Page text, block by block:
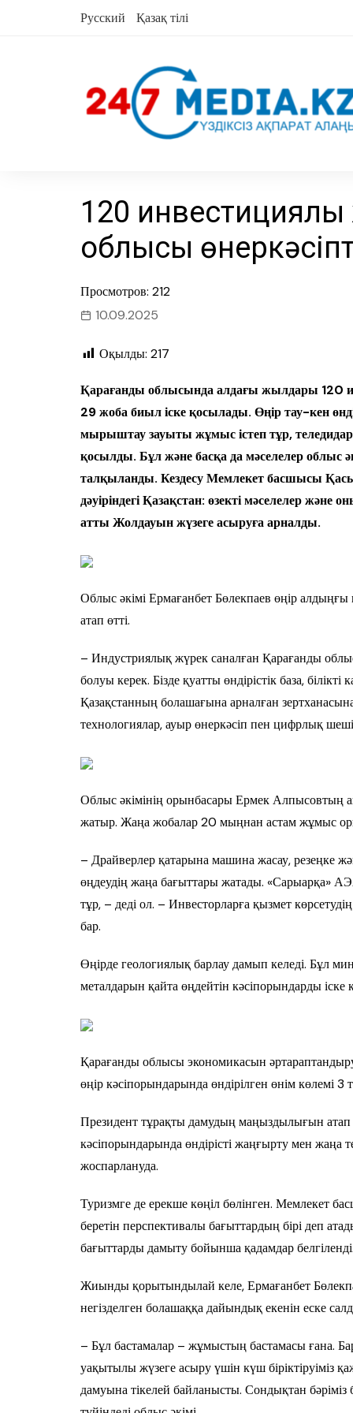
Русский Қазақ тілі
120
облысы
Просмотров: 212
10.09.2025
Оқылды: 217
Қарағанды облысында алдағы жылдары 120
29 жоба биыл іске қосылады. Өңір тау-кен
мырыштау зауыты жұмыс істеп тұр,
қосылды. Бұл және басқа да мәселелер облыс
талқыланды. Кездесу Мемлекет басшысы
дәуіріндегі Қазақстан: өзекті мәселелер
атты Жолдауын жүзеге асыруға арналды.
Облыс әкімі Ермағанбет Бөлекпаев өңір алдыңғы
атап өтті.
– Индустриялық жүрек саналған Қарағанды
болуы керек. Бізде қуатты өндірістік база,
Қазақстанның болашағына арналған
технологиялар, ауыр өнеркәсіп пен цифрлық
Облыс әкімінің орынбасары Ермек Алпысовтың
жатыр. Жаңа жобалар 20 мыңнан астам жұмыс
– Драйверлер қатарына машина жасау, резеңке
өңдеудің жаңа бағыттары жатады. «Сарыарқа»
тұр, – деді ол. – Инвесторларға қызмет
бар.
Өңірде геологиялық барлау дамып келеді. Бұл
металдарын қайта өңдейтін кәсіпорындарды іске
Қарағанды облысы экономикасын
өңір кәсіпорындарында өндірілген өнім көлемі 3
Президент тұрақты дамудың маңыздылығын
кәсіпорындарында өндірісті жаңғырту мен жаңа
жоспарлануда.
Туризмге де ерекше көңіл бөлінген. Мемлекет
беретін перспективалы бағыттардың бірі деп
бағыттарды дамыту бойынша қадамдар белгіленді.
Жиынды қорытындылай келе, Ермағанбет
негізделген болашаққа дайындық екенін еске
– Бұл бастамалар – жұмыстың бастамасы ғана.
уақытылы жүзеге асыру үшін күш біріктіруіміз
дамуына тікелей байланысты. Сондықтан бәріміз